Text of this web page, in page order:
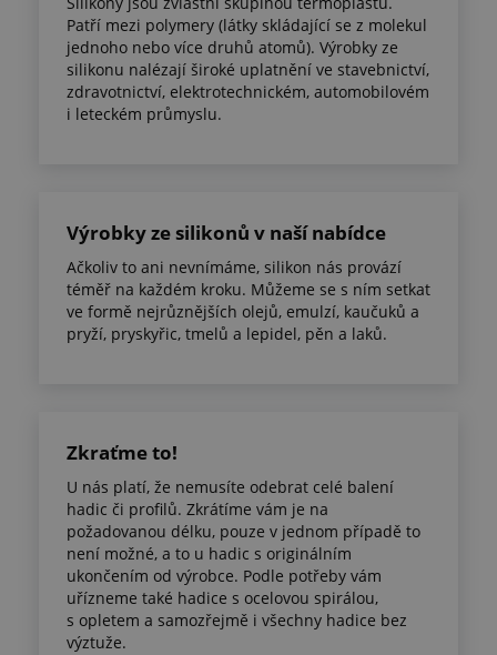
Patří mezi polymery (látky skládající se z molekul
jednoho nebo více druhů atomů). Výrobky ze
silikonu nalézají široké uplatnění ve stavebnictví,
zdravotnictví, elektrotechnickém, automobilovém
i leteckém průmyslu.
Výrobky ze silikonů v naší nabídce
Ačkoliv to ani nevnímáme, silikon nás provází
téměř na každém kroku. Můžeme se s ním setkat
ve formě nejrůznějších olejů, emulzí, kaučuků a
pryží, pryskyřic, tmelů a lepidel, pěn a laků.
Zkraťme to!
U nás platí, že nemusíte odebrat celé balení
hadic či profilů. Zkrátíme vám je na
požadovanou délku, pouze v jednom případě to
není možné, a to u hadic s originálním
ukončením od výrobce. Podle potřeby vám
uřízneme také hadice s ocelovou spirálou,
s opletem a samozřejmě i všechny hadice bez
výztuže.